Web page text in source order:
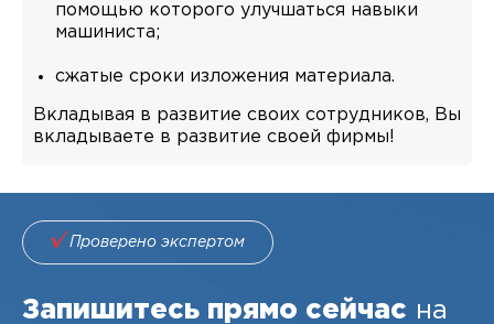
помощью которого улучшаться навыки
машиниста;
сжатые сроки изложения материала.
Вкладывая в развитие своих сотрудников, Вы
вкладываете в развитие своей фирмы!
Проверено экспертом
Запишитесь прямо сейчас на